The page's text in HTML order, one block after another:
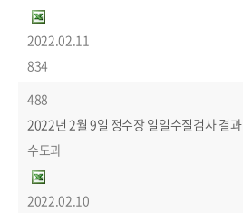
2022.02.11
834
488
2022년 2월 9일 정수장 일일수질검사 결과
수도과
2022.02.10